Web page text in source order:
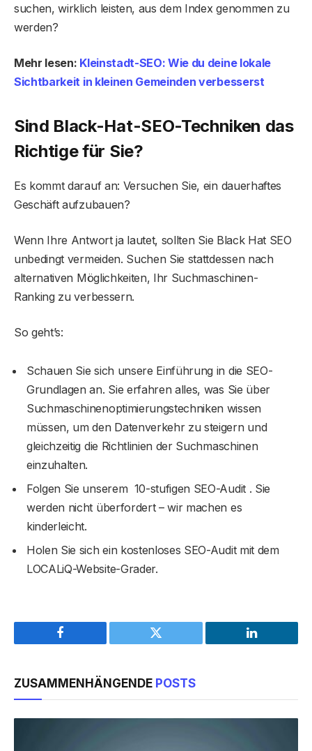
suchen, wirklich leisten, aus dem Index genommen zu
werden?
Mehr lesen: Kleinstadt-SEO: Wie du deine lokale
Sichtbarkeit in kleinen Gemeinden verbesserst
Sind Black-Hat-SEO-Techniken das
Richtige für Sie?
Es kommt darauf an: Versuchen Sie, ein dauerhaftes
Geschäft aufzubauen?
Wenn Ihre Antwort ja lautet, sollten Sie Black Hat SEO
unbedingt vermeiden. Suchen Sie stattdessen nach
alternativen Möglichkeiten, Ihr Suchmaschinen-
Ranking zu verbessern.
So geht’s:
Schauen Sie sich unsere Einführung in die SEO-
Grundlagen an. Sie erfahren alles, was Sie über
Suchmaschinenoptimierungstechniken wissen
müssen, um den Datenverkehr zu steigern und
gleichzeitig die Richtlinien der Suchmaschinen
einzuhalten.
Folgen Sie unserem 10-stufigen SEO-Audit . Sie
werden nicht überfordert – wir machen es
kinderleicht.
Holen Sie sich ein kostenloses SEO-Audit mit dem
LOCALiQ-Website-Grader.
Facebook Twitter LinkedIn
ZUSAMMENHÄNGENDE POSTS